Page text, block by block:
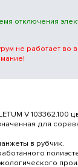
V 103362.100
для
в рубчик.
отключения
не работает во